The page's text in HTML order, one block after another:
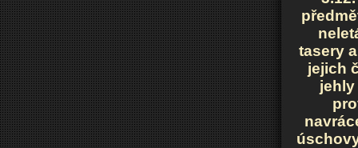
tasery
jejich
jehly